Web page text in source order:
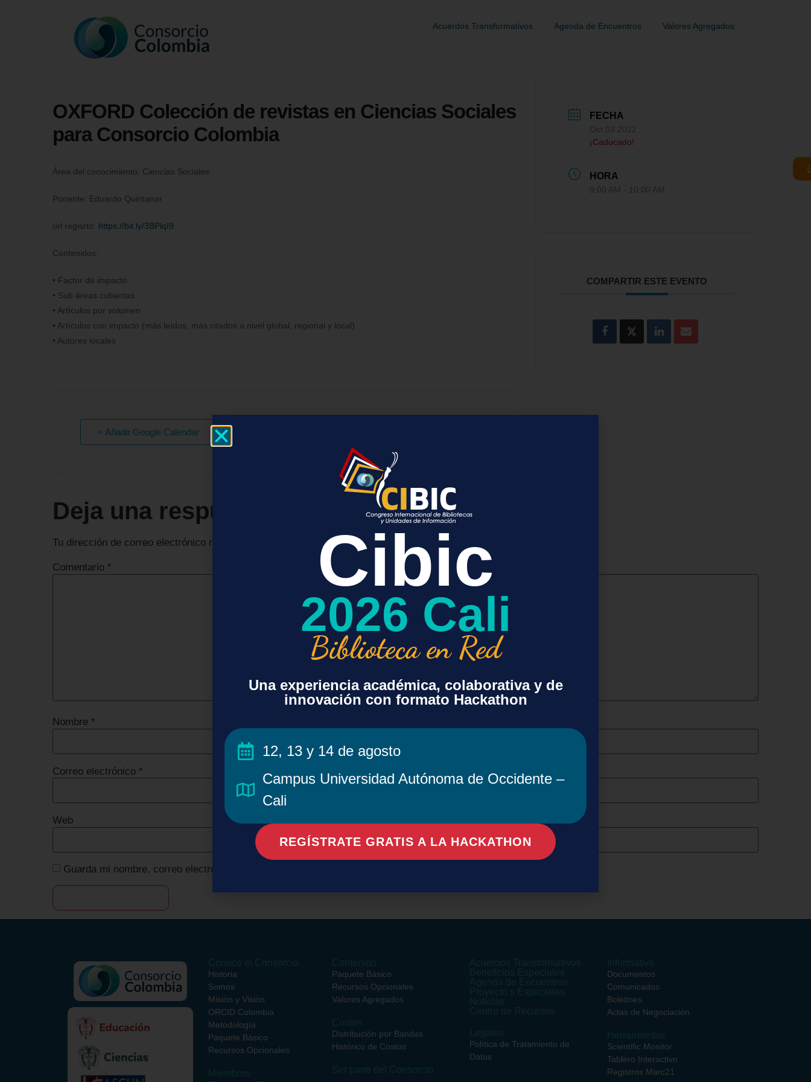
Acuerdos Transformativos Agenda de Encuentros Valores Agregados
OXFORD Colección de revistas en Ciencias Sociales
para Consorcio Colombia
Área del conocimiento: Ciencias Sociales
Ponente: Eduardo Quintanar
url regisrto: https://bit.ly/3BPlqI9
Contenidos:
• Factor de impacto
• Sub áreas cubiertas
• Artículos por volumen
• Artículos con impacto (más leídos, más citados a nivel global, regional y local)
• Autores locales
+ Añadir Google Calendar
FECHA
¡Caducado!
HORA
COMPARTIR ESTE EVENTO
Deja una respuesta
Tu dirección de correo electrónico no será publicada. Los campos obligatorios están marcados con
Comentario *
Nombre *
Correo electrónico *
Web
Guarda mi nombre, correo electrónico y web en este navegador para la próxima vez que comente.
Historia
Somos
Misión y Visión
ORCID Colombia
Metodología
Paquete Básico
Recursos Opcionales
Paquete Básico
Recursos Opcionales
Valores Agregados
Distribución por Bandas
Histórico de Costos
Política de Tratamiento de
Datos
Documentos
Comunicados
Boletines
Actas de Negociación
Scientific Monitor
Tablero Interactivo
Registros Marc21
Cibic
2026 Cali
Biblioteca en Red
Una experiencia académica, colaborativa y de
innovación con formato Hackathon
12, 13 y 14 de agosto
Campus Universidad Autónoma de Occidente –
Cali
REGÍSTRATE GRATIS A LA HACKATHON